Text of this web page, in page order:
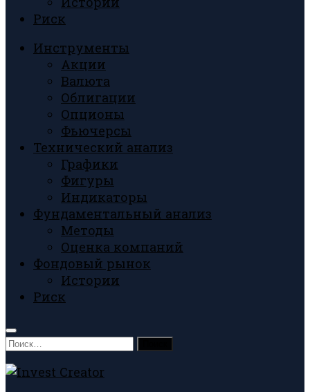
Риск
Инструменты
Акции
Валюта
Облигации
Опционы
Фьючерсы
Технический анализ
Графики
Фигуры
Индикаторы
Фундаментальный анализ
Методы
Оценка компаний
Фондовый рынок
Истории
Риск
Найти: